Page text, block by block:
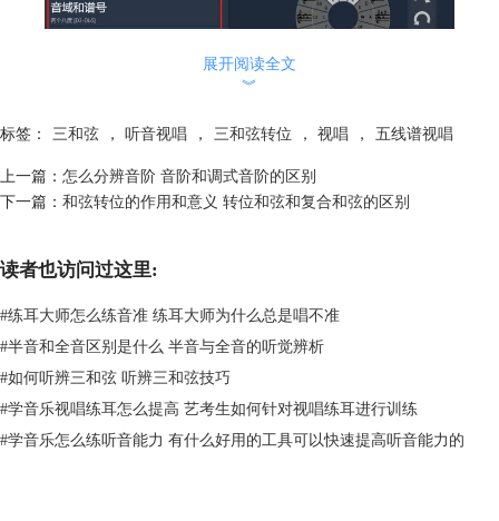
在练习界面点击橙色按钮，根据给出的声音来进行正确答案的选择
展开阅读全文
︾
标签： 三和弦 ， 听音视唱 ， 三和弦转位 ， 视唱 ， 五线谱视唱
上一篇： 怎么分辨音阶 音阶和调式音阶的区别
下一篇： 和弦转位的作用和意义 转位和弦和复合和弦的区别
读者也访问过这里:
#练耳大师怎么练音准 练耳大师为什么总是唱不准
#半音和全音区别是什么 半音与全音的听觉辨析
#如何听辨三和弦 听辨三和弦技巧
#学音乐视唱练耳怎么提高 艺考生如何针对视唱练耳进行训练
#学音乐怎么练听音能力 有什么好用的工具可以快速提高听音能力的